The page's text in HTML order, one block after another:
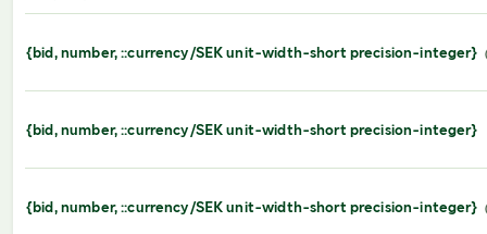
{bid, number, ::currency/SEK unit-width-short precision-integer}
{bid, number, ::currency/SEK unit-width-short precision-integer}
{bid, number, ::currency/SEK unit-width-short precision-integer}